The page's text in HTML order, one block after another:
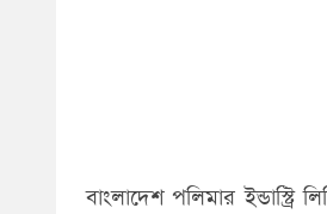
বাংলাদেশ পলিমার